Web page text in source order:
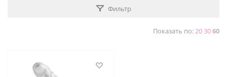
Фильтр
Показать по:203060